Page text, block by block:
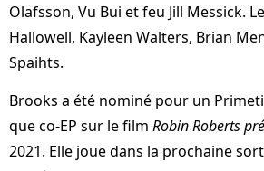
Olafsson, Vu Bui et feu Jill Messick.
Hallowell, Kayleen Walters, Brian
Spaihts.
Brooks a été nominé pour un
que co-EP sur le film Robin Roberts
2021. Elle joue dans la prochaine